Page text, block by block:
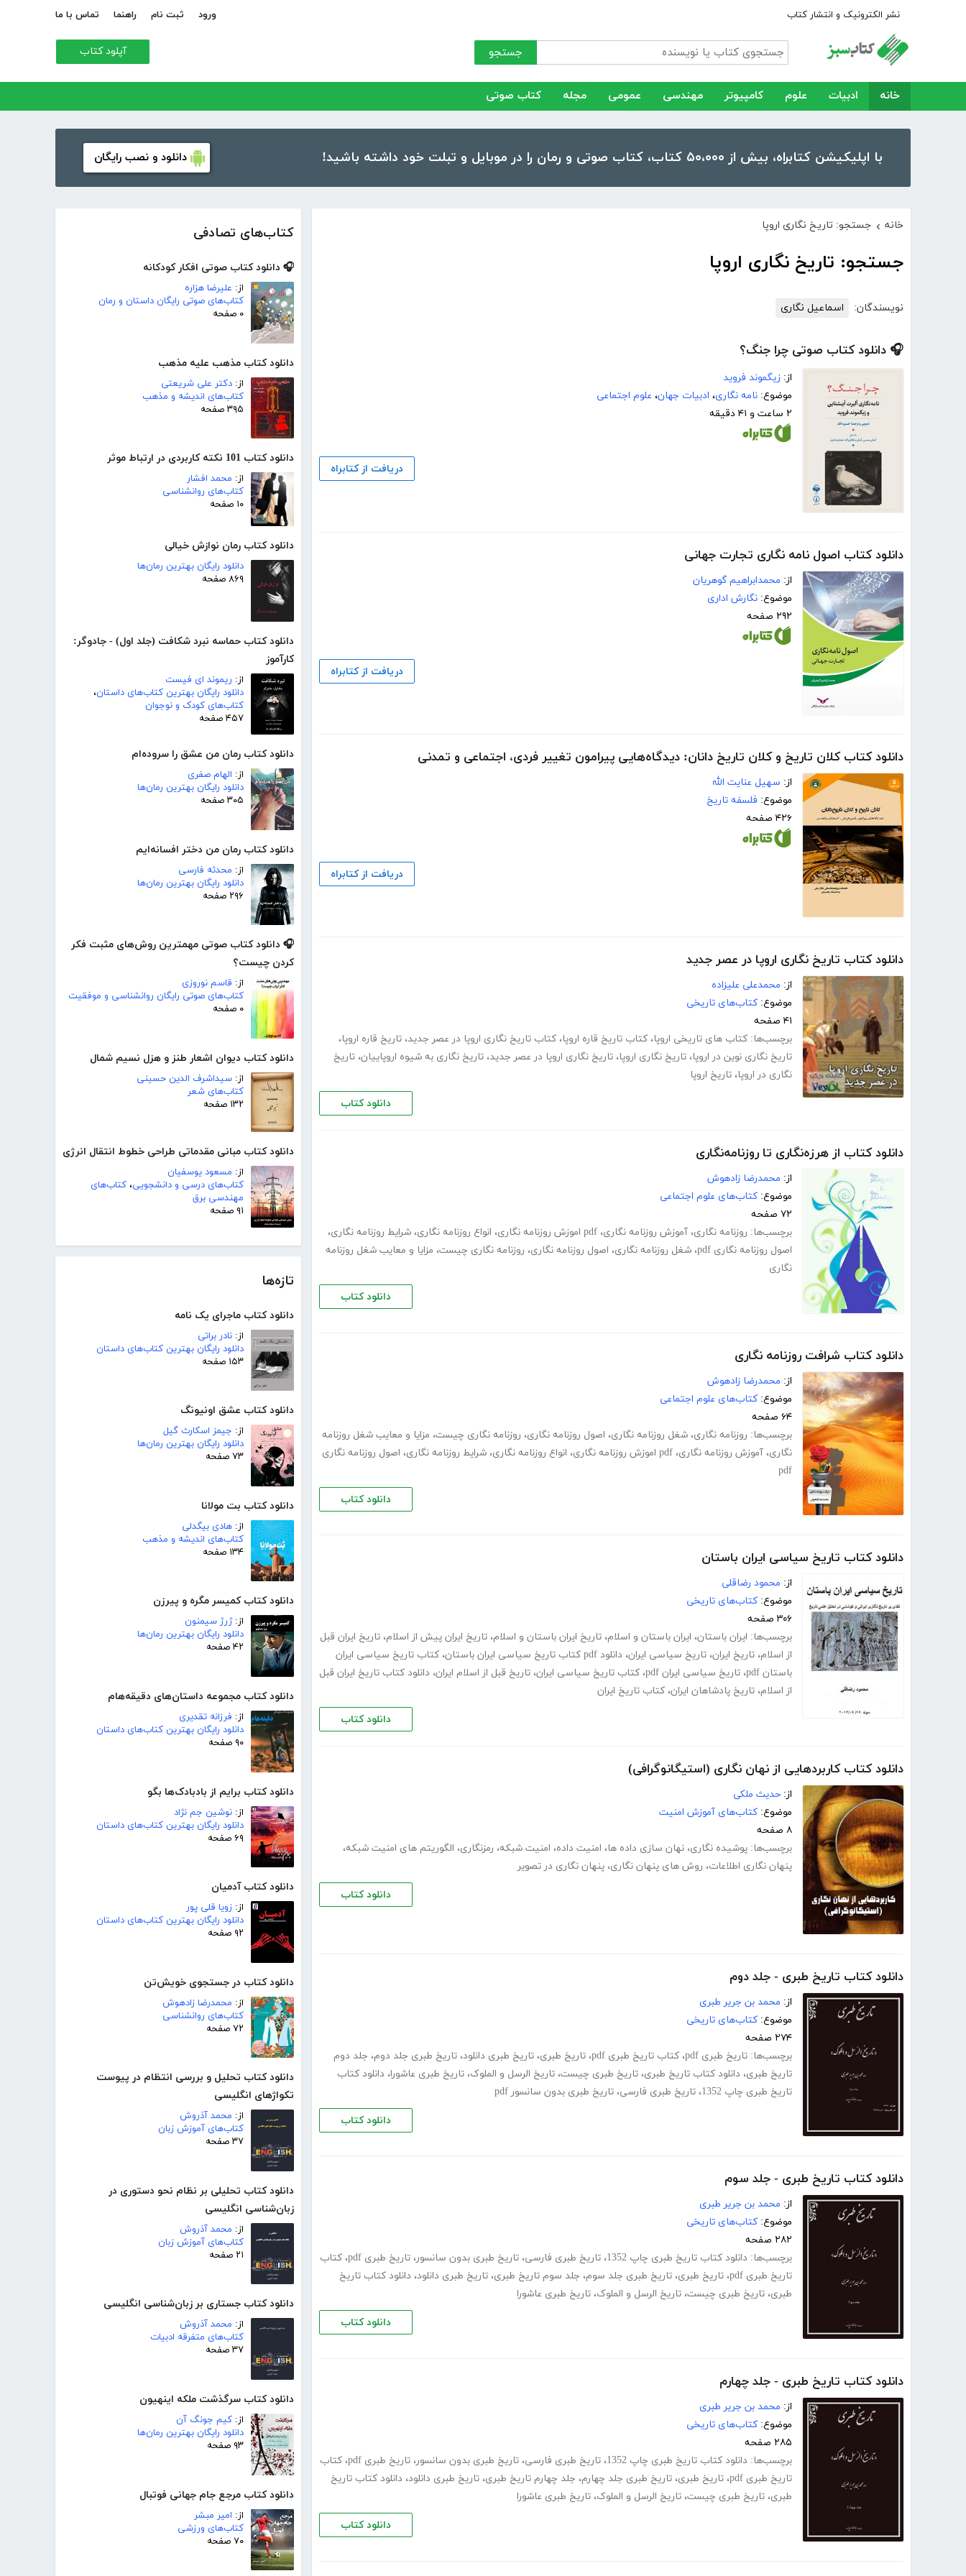
نشر الکترونیک و انتشار کتاب ورود ثبت نام راهنما تماس با ما
جستجو آپلود کتاب
خانه ادبیات علوم کامپیوتر مهندسی عمومی مجله کتاب صوتی
با اپلیکیشن کتابراه، بیش از ۵۰،۰۰۰ کتاب، کتاب صوتی و رمان را در موبایل و تبلت خود داشته باشید! دانلود و نصب رایگان
کتاب‌های تصادفی
🎧 دانلود کتاب صوتی افکار کودکانه
از: علیرضا هزاره
کتاب‌های صوتی رایگان داستان و رمان
۰ صفحه
دانلود کتاب مذهب علیه مذهب
از: دکتر علی شریعتی
کتاب‌های اندیشه و مذهب
۳۹۵ صفحه
دانلود کتاب 101 نکته کاربردی در ارتباط موثر
از: محمد افشار
کتاب‌های روانشناسی
۱۰ صفحه
دانلود کتاب رمان نوازش خیالی
دانلود رایگان بهترین رمان‌ها
۸۶۹ صفحه
دانلود کتاب حماسه نبرد شکافت (جلد اول) - جادوگر:
کارآموز
از: ریموند ای فیست
دانلود رایگان بهترین کتاب‌های داستان،
کتاب‌های کودک و نوجوان
۴۵۷ صفحه
دانلود کتاب رمان من عشق را سروده‌ام
از: الهام صفری
دانلود رایگان بهترین رمان‌ها
۳۰۵ صفحه
دانلود کتاب رمان من دختر افسانه‌ایم
از: محدثه فارسی
دانلود رایگان بهترین رمان‌ها
۲۹۶ صفحه
🎧 دانلود کتاب صوتی مهمترین روش‌های مثبت فکر
کردن چیست؟
از: قاسم نوروزی
کتاب‌های صوتی رایگان روانشناسی و موفقیت
۰ صفحه
دانلود کتاب دیوان اشعار طنز و هزل نسیم شمال
از: سیداشرف الدین حسینی
کتاب‌های شعر
۱۳۲ صفحه
دانلود کتاب مبانی مقدماتی طراحی خطوط انتقال انرژی
از: مسعود یوسفیان
کتاب‌های درسی و دانشجویی، کتاب‌های
مهندسی برق
۹۱ صفحه
تازه‌ها
دانلود کتاب ماجرای یک نامه
از: نادر براتی
دانلود رایگان بهترین کتاب‌های داستان
۱۵۳ صفحه
دانلود کتاب عشق اونیونگ
از: جیمز اسکارث گیل
دانلود رایگان بهترین رمان‌ها
۷۳ صفحه
دانلود کتاب بت مولانا
از: هادی بیگدلی
کتاب‌های اندیشه و مذهب
۱۳۴ صفحه
دانلود کتاب کمیسر مگره و پیرزن
از:ژرژ سیمنون
دانلود رایگان بهترین رمان‌ها
۴۲ صفحه
دانلود کتاب مجموعه داستان‌های دقیقه‌هام
از: فرزانه تقدیری
دانلود رایگان بهترین کتاب‌های داستان
۹۰ صفحه
دانلود کتاب برایم از بادبادک‌ها بگو
از: نوشین جم نژاد
دانلود رایگان بهترین کتاب‌های داستان
۶۹ صفحه
دانلود کتاب آدمیان
از: زویا قلی پور
دانلود رایگان بهترین کتاب‌های داستان
۹۲ صفحه
دانلود کتاب در جستجوی خویش‌تن
از: محمدرضا زادهوش
کتاب‌های روانشناسی
۷۲ صفحه
دانلود کتاب تحلیل و بررسی انتظام در پیوست
تکواژهای انگلیسی
از: محمد آذروش
کتاب‌های آموزش زبان
۳۷ صفحه
دانلود کتاب تحلیلی بر نظام نحو دستوری در
زبان‌شناسی انگلیسی
از: محمد آذروش
کتاب‌های آموزش زبان
۲۱ صفحه
دانلود کتاب جستاری بر زبان‌شناسی انگلیسی
از: محمد آذروش
کتاب‌های متفرقه ادبیات
۳۷ صفحه
دانلود کتاب سرگذشت ملکه اینهیون
از: کیم جونگ آن
دانلود رایگان بهترین رمان‌ها
۹۳ صفحه
دانلود کتاب مرجع جام جهانی فوتبال
از: امیر مبشر
کتاب‌های ورزشی
۷۰ صفحه
خانه › جستجو: تاریخ نگاری اروپا
جستجو: تاریخ نگاری اروپا
نویسندگان: اسماعیل نگاری
🎧 دانلود کتاب صوتی چرا جنگ؟
از: زیگموند فروید
موضوع: نامه نگاری، ادبیات جهان، علوم اجتماعی
۲ ساعت و ۴۱ دقیقه
دریافت از کتابراه
دانلود کتاب اصول نامه نگاری تجارت جهانی
از: محمدابراهیم گوهریان
موضوع: نگارش اداری
۲۹۲ صفحه
دریافت از کتابراه
دانلود کتاب کلان تاریخ و کلان تاریخ دانان: دیدگاه‌هایی پیرامون تغییر فردی، اجتماعی و تمدنی
از: سهیل عنایت الله
موضوع: فلسفه تاریخ
۴۲۶ صفحه
دریافت از کتابراه
دانلود کتاب تاریخ نگاری اروپا در عصر جدید
از: محمدعلی علیزاده
موضوع: کتاب‌های تاریخی
۴۱ صفحه
برچسب‌ها: کتاب های تاریخی اروپا، کتاب تاریخ قاره اروپا، کتاب تاریخ نگاری اروپا در عصر جدید، تاریخ قاره اروپا،
تاریخ نگاری نوین در اروپا، تاریخ نگاری اروپا، تاریخ نگاری اروپا در عصر جدید، تاریخ نگاری به شیوه اروپاییان، تاریخ
نگاری در اروپا، تاریخ اروپا
دانلود کتاب
دانلود کتاب از هرزه‌نگاری تا روزنامه‌نگاری
از: محمدرضا زادهوش
موضوع: کتاب‌های علوم اجتماعی
۷۲ صفحه
برچسب‌ها: روزنامه نگاری، آموزش روزنامه نگاری، pdf اموزش روزنامه نگاری ، انواع روزنامه نگاری، شرایط روزنامه نگاری،
اصول روزنامه نگاری pdf
، شغل روزنامه نگاری، اصول روزنامه نگاری، روزنامه نگاری چیست، مزایا و معایب شغل روزنامه
نگاری
دانلود کتاب
دانلود کتاب شرافت روزنامه نگاری
از: محمدرضا زادهوش
موضوع: کتاب‌های علوم اجتماعی
۶۴ صفحه
برچسب‌ها: روزنامه نگاری، شغل روزنامه نگاری، اصول روزنامه نگاری، روزنامه نگاری چیست، مزایا و معایب شغل روزنامه
نگاری، آموزش روزنامه نگاری، pdf اموزش روزنامه نگاری ، انواع روزنامه نگاری، شرایط روزنامه نگاری، اصول روزنامه نگاری
pdf
دانلود کتاب
دانلود کتاب تاریخ سیاسی ایران باستان
از: محمود رضاقلی
موضوع: کتاب‌های تاریخی
۳۰۶ صفحه
برچسب‌ها: ایران باستان، ایران باستان و اسلام، تاریخ ایران باستان و اسلام، تاریخ ایران پیش از اسلام، تاریخ ایران قبل
از اسلام، تاریخ ایران، تاریخ سیاسی ایران، دانلود pdf کتاب تاریخ سیاسی ایران باستان ، کتاب تاریخ سیاسی ایران
باستان pdf
، تاریخ سیاسی ایران pdf ، کتاب تاریخ سیاسی ایران، تاریخ قبل از اسلام ایران، دانلود کتاب تاریخ ایران قبل
از اسلام، تاریخ پادشاهان ایران، کتاب تاریخ ایران
دانلود کتاب
دانلود کتاب کاربردهایی از نهان نگاری (استیگانوگرافی)
از: حدیث ملکی
موضوع: کتاب‌های آموزش امنیت
۸ صفحه
برچسب‌ها: پوشیده نگاری، نهان سازی داده ها، امنیت داده، امنیت شبکه، رمزنگاری، الگوریتم های امنیت شبکه،
پنهان نگاری اطلاعات، روش های پنهان نگاری، پنهان نگاری در تصویر
دانلود کتاب
دانلود کتاب تاریخ طبری - جلد دوم
از: محمد بن جریر طبری
موضوع: کتاب‌های تاریخی
۲۷۴ صفحه
برچسب‌ها: تاریخ طبری pdf ، کتاب تاریخ طبری pdf ، تاریخ طبری، تاریخ طبری دانلود، تاریخ طبری جلد دوم، جلد دوم
تاریخ طبری، دانلود کتاب تاریخ طبری، تاریخ طبری چیست، تاریخ الرسل و الملوک، تاریخ طبری عاشورا، دانلود کتاب
تاریخ طبری چاپ 1352
، تاریخ طبری فارسی، تاریخ طبری بدون سانسور pdf
دانلود کتاب
دانلود کتاب تاریخ طبری - جلد سوم
از: محمد بن جریر طبری
موضوع: کتاب‌های تاریخی
۲۸۲ صفحه
برچسب‌ها: دانلود کتاب تاریخ طبری چاپ 1352 ، تاریخ طبری فارسی، تاریخ طبری بدون سانسور، تاریخ طبری pdf ، کتاب
تاریخ طبری pdf
، تاریخ طبری، تاریخ طبری جلد سوم، جلد سوم تاریخ طبری، تاریخ طبری دانلود، دانلود کتاب تاریخ
طبری، تاریخ طبری چیست، تاریخ الرسل و الملوک، تاریخ طبری عاشورا
دانلود کتاب
دانلود کتاب تاریخ طبری - جلد چهارم
از: محمد بن جریر طبری
موضوع: کتاب‌های تاریخی
۲۸۵ صفحه
برچسب‌ها: دانلود کتاب تاریخ طبری چاپ 1352 ، تاریخ طبری فارسی، تاریخ طبری بدون سانسور، تاریخ طبری pdf ، کتاب
تاریخ طبری pdf
، تاریخ طبری، تاریخ طبری جلد چهارم، جلد چهارم تاریخ طبری، تاریخ طبری دانلود، دانلود کتاب تاریخ
طبری، تاریخ طبری چیست، تاریخ الرسل و الملوک، تاریخ طبری عاشورا
دانلود کتاب